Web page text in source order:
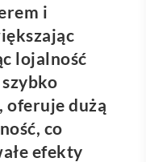
i
lojalność
oferuje dużą
co
efekty